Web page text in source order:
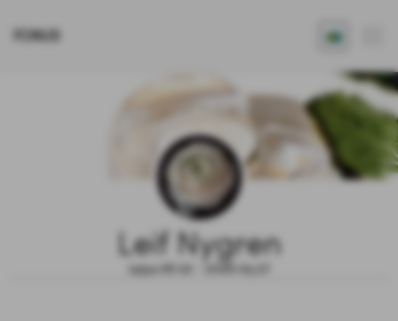
FONUS
Leif Nygren
1954.06.02 - 2026.05.27